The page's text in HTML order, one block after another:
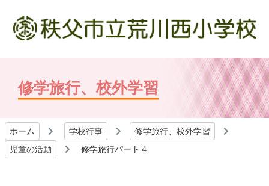
修学旅行、校外学習
ホーム 学校行事
修学旅行、校外学習
児童の活動
修学旅行パート４